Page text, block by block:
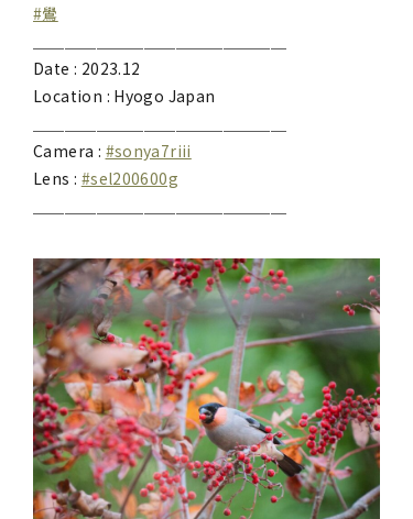
#鷽
Date : 2023.12
Location : Hyogo Japan
Camera : #sonya7riii
Lens : #sel200600g